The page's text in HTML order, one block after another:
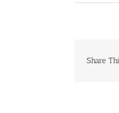
Share